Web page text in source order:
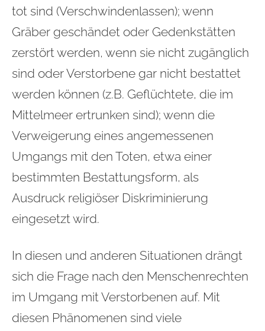
tot sind (Verschwindenlassen); wenn
Gräber geschändet oder Gedenkstätten
zerstört werden, wenn sie nicht zugänglich
sind oder Verstorbene gar nicht bestattet
werden können (z.B. Geflüchtete, die im
Mittelmeer ertrunken sind); wenn die
Verweigerung eines angemessenen
Umgangs mit den Toten, etwa einer
bestimmten Bestattungsform, als
Ausdruck religiöser Diskriminierung
eingesetzt wird.
In diesen und anderen Situationen drängt
sich die Frage nach den Menschenrechten
im Umgang mit Verstorbenen auf. Mit
diesen Phänomenen sind viele